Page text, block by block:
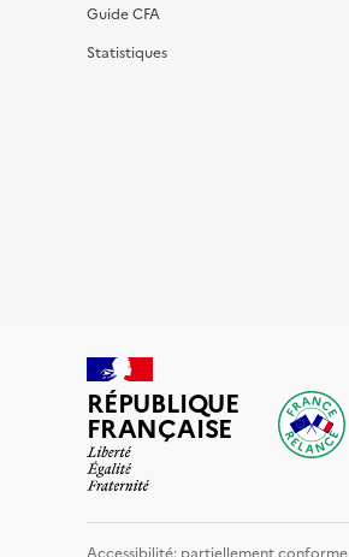
Guide CFA
Statistiques
RÉPUBLIQUE
FRANÇAISE
Accessibilité: partiellement conforme